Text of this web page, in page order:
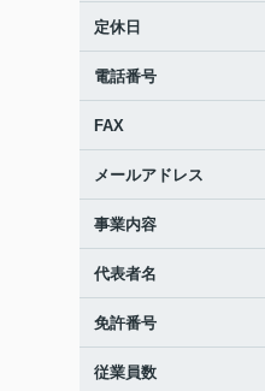
定休日
電話番号
FAX
メールアドレス
事業内容
代表者名
免許番号
従業員数